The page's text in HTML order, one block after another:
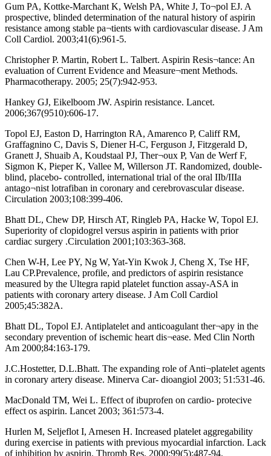
Gum PA, Kottke-Marchant K, Welsh PA, White J, To¬pol EJ. A
prospective, blinded determination of the natural history of aspirin
resistance among stable pa¬tients with cardiovascular disease. J Am
Coll Cardiol. 2003;41(6):961-5.
Christopher P. Martin, Robert L. Talbert. Aspirin Resis¬tance: An
evaluation of Current Evidence and Measure¬ment Methods.
Pharmacotherapy. 2005; 25(7):942-953.
Hankey GJ, Eikelboom JW. Aspirin resistance. Lancet.
2006;367(9510):606-17.
Topol EJ, Easton D, Harrington RA, Amarenco P, Califf RM,
Graffagnino C, Davis S, Diener H-C, Ferguson J, Fitzgerald D,
Granett J, Shuaib A, Koudstaal PJ, Ther¬oux P, Van de Werf F,
Sigmon K, Pieper K, Vallee M, Willerson JT. Randomized, double-
blind, placebo- controlled, international trial of the oral IIb/IIIa
antago¬nist lotrafiban in coronary and cerebrovascular disease.
Circulation 2003;108:399-406.
Bhatt DL, Chew DP, Hirsch AT, Ringleb PA, Hacke W, Topol EJ.
Superiority of clopidogrel versus aspirin in patients with prior
cardiac surgery .Circulation 2001;103:363-368.
Chen W-H, Lee PY, Ng W, Yat-Yin Kwok J, Cheng X, Tse HF,
Lau CP.Prevalence, profile, and predictors of aspirin resistance
measured by the Ultegra rapid platelet function assay-ASA in
patients with coronary artery disease. J Am Coll Cardiol
2005;45:382A.
Bhatt DL, Topol EJ. Antiplatelet and anticoagulant ther¬apy in the
secondary prevention of ischemic heart dis¬ease. Med Clin North
Am 2000;84:163-179.
J.C.Hostetter, D.L.Bhatt. The expanding role of Anti¬platelet agents
in coronary artery disease. Minerva Car- dioangiol 2003; 51:531-46.
MacDonald TM, Wei L. Effect of ibuprofen on cardio- protecive
effect os aspirin. Lancet 2003; 361:573-4.
Hurlen M, Seljeflot I, Arnesen H. Increased platelet aggregability
during exercise in patients with previous myocardial infarction. Lack
of inhibition by aspirin. Thromb Res. 2000;99(5):487-94.